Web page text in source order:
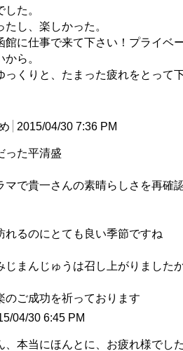
した。
たし、楽しかった。
館に仕事で来て下さい！プライベ
ら。
っくりと、たまった疲れをとって
2015/04/30 7:36 PM
った平清盛
マで貴一さんの素晴らしさを再確
れるのにとても良い季節ですね
じまんじゅうは召し上がりました
のご成功を祈っております
04/30 6:45 PM
、本当にほんとに、お疲れ様でし